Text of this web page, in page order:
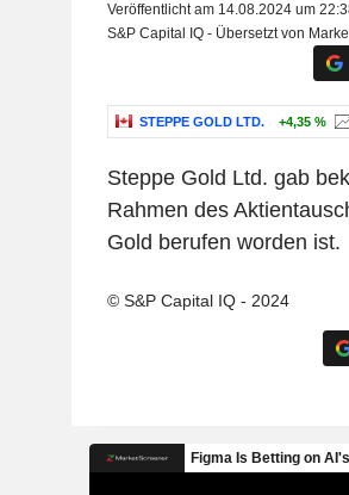
Veröffentlicht am 14.08.2024 um
S&P Capital IQ - Übersetzt von
STEPPE GOLD LTD. +4,35 %
Steppe Gold Ltd. gab
Rahmen des
Gold berufen worden ist.
© S&P Capital IQ - 2024